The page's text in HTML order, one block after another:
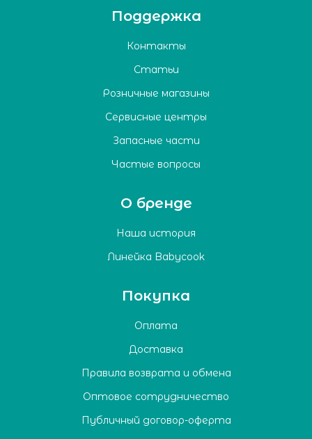
Поддержка
Контакты
Статьи
Розничные магазины
Сервисные центры
Запасные части
Частые вопросы
О бренде
Наша история
Линейка Babycook
Покупка
Оплата
Доставка
Правила возврата и обмена
Оптовое сотрудничество
Публичный договор-оферта